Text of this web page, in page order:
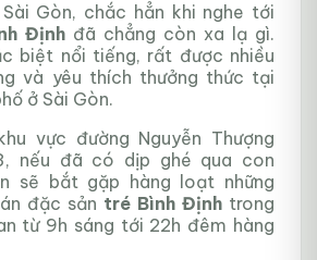
Gòn, chắc hẳn khi nghe tới
Định đã chẳng còn xa lạ gì.
biệt nổi tiếng, rất được nhiều
và yêu thích thưởng thức tại
ở Sài Gòn.
vực đường Nguyễn Thượng
nếu đã có dịp ghé qua con
sẽ bắt gặp hàng loạt những
đặc sản tré Bình Định trong
từ 9h sáng tới 22h đêm hàng